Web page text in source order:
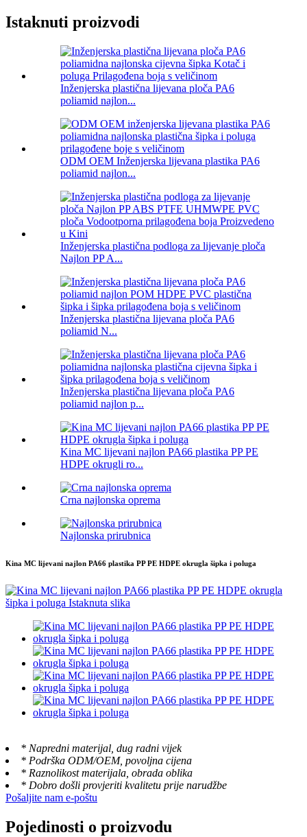
Istaknuti proizvodi
Inženjerska plastična lijevana ploča PA6
poliamid najlon...
ODM OEM Inženjerska lijevana plastika PA6
poliamid najlon...
Inženjerska plastična podloga za lijevanje ploča
Najlon PP A...
Inženjerska plastična lijevana ploča PA6
poliamid N...
Inženjerska plastična lijevana ploča PA6
poliamid najlon p...
Kina MC lijevani najlon PA66 plastika PP PE
HDPE okrugli ro...
Crna najlonska oprema
Najlonska prirubnica
Kina MC lijevani najlon PA66 plastika PP PE HDPE okrugla šipka i poluga
* Napredni materijal, dug radni vijek
* Podrška ODM/OEM, povoljna cijena
* Raznolikost materijala, obrada oblika
* Dobro došli provjeriti kvalitetu prije narudžbe
Pošaljite nam e-poštu
Pojedinosti o proizvodu